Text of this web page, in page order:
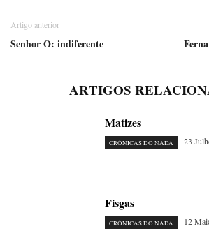
Artigo anterior
Senhor O: indiferente
ARTIGOS
Matizes
CRÓNICAS DO NADA 23
Fisgas
CRÓNICAS DO NADA 12